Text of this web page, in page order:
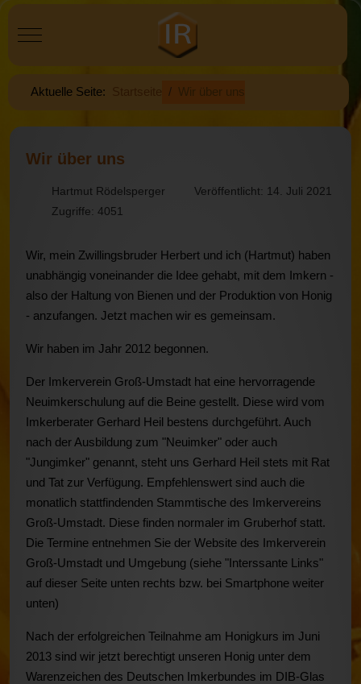
Mobile Menu Toggle
Aktuelle Seite: Wir über uns
Wir über uns
Hartmut Rödelsperger
Veröffentlicht: 14. Juli 2021
Zugriffe: 4051
Wir, mein Zwillingsbruder Herbert und ich (Hartmut) haben
unabhängig voneinander die Idee gehabt, mit dem Imkern -
also der Haltung von Bienen und der Produktion von Honig
- anzufangen. Jetzt machen wir es gemeinsam.
Wir haben im Jahr 2012 begonnen.
Der Imkerverein Groß-Umstadt hat eine hervorragende
Neuimkerschulung auf die Beine gestellt. Diese wird vom
Imkerberater Gerhard Heil bestens durchgeführt. Auch
nach der Ausbildung zum "Neuimker" oder auch
"Jungimker" genannt, steht uns Gerhard Heil stets mit Rat
und Tat zur Verfügung. Empfehlenswert sind auch die
monatlich stattfindenden Stammtische des Imkervereins
Groß-Umstadt. Diese finden normaler im Gruberhof statt.
Die Termine entnehmen Sie der Website des Imkerverein
Groß-Umstadt und Umgebung (siehe "Interssante Links"
auf dieser Seite unten rechts bzw. bei Smartphone weiter
unten)
Nach der erfolgreichen Teilnahme am Honigkurs im Juni
2013 sind wir jetzt berechtigt unseren Honig unter dem
Warenzeichen des Deutschen Imkerbundes im DIB-Glas